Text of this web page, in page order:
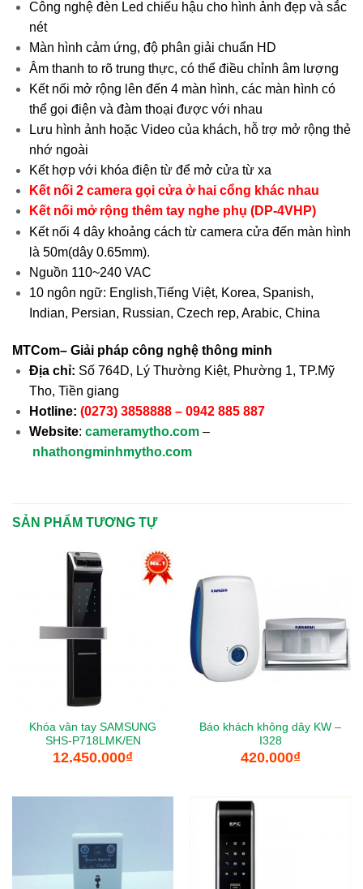
Công nghệ đèn Led chiếu hậu cho hình ảnh đẹp và sắc
nét
Màn hình cảm ứng, độ phân giải chuẩn HD
Âm thanh to rõ trung thực, có thể điều chỉnh âm lượng
Kết nối mở rộng lên đến 4 màn hình, các màn hình có
thể gọi điện và đàm thoại được với nhau
Lưu hình ảnh hoặc Video của khách, hỗ trợ mở rộng thẻ
nhớ ngoài
Kết hợp với khóa điện từ để mở cửa từ xa
Kết nối 2 camera gọi cửa ở hai cổng khác nhau
Kết nối mở rộng thêm tay nghe phụ (DP-4VHP)
Kết nối 4 dây khoảng cách từ camera cửa đến màn hình
là 50m(dây 0.65mm).
Nguồn 110~240 VAC
10 ngôn ngữ: English,Tiếng Việt, Korea, Spanish,
Indian, Persian, Russian, Czech rep, Arabic, China
MTCom– Giải pháp công nghệ thông minh
Địa chỉ: Số 764D, Lý Thường Kiệt, Phường 1, TP.Mỹ
Tho, Tiền giang
Hotline: (0273) 3858888 – 0942 885 887
Website: cameramytho.com–
nhathongminhmytho.com
SẢN PHẨM TƯƠNG TỰ
Khóa vân tay SAMSUNG
SHS-P718LMK/EN
12.450.000₫
Báo khách không dây KW –
I328
420.000₫